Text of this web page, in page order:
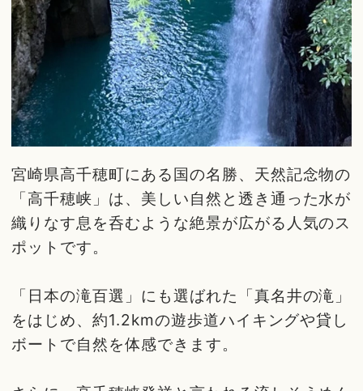
宮崎県高千穂町にある国の名勝、天然記念物の
「高千穂峡」は、美しい自然と透き通った水が
織りなす息を呑むような絶景が広がる人気のス
ポットです。
「日本の滝百選」にも選ばれた「真名井の滝」
をはじめ、約1.2kmの遊歩道ハイキングや貸し
ボートで自然を体感できます。